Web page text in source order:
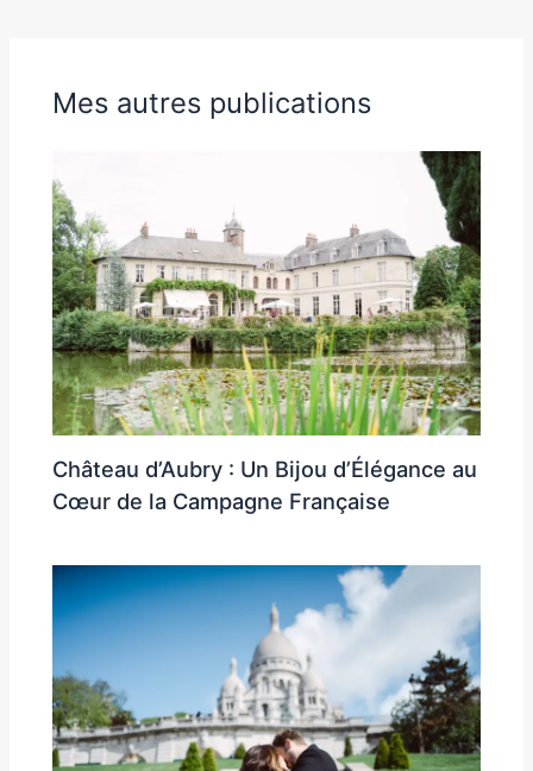
Mes autres publications
Château d’Aubry : Un Bijou d’Élégance au
Cœur de la Campagne Française